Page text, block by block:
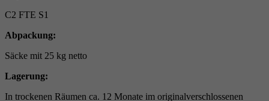
C2 FTE S1
Abpackung:
Säcke mit 25 kg netto
Lagerung:
In trockenen Räumen ca. 12 Monate im originalverschlossenen